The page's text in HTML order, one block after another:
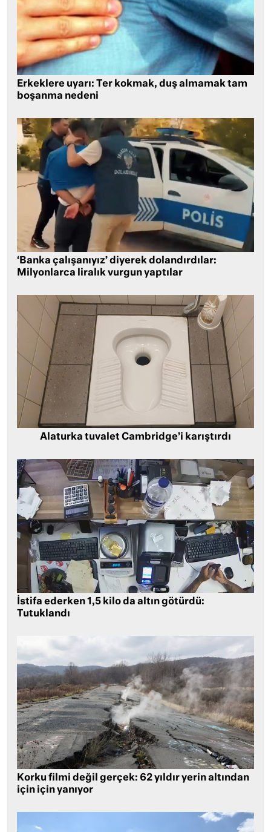
Erkeklere uyarı: Ter kokmak, duş almamak tam
boşanma nedeni
‘Banka çalışanıyız’ diyerek dolandırdılar:
Milyonlarca liralık vurgun yaptılar
Alaturka tuvalet Cambridge’i karıştırdı
İstifa ederken 1,5 kilo da altın götürdü:
Tutuklandı
Korku filmi değil gerçek: 62 yıldır yerin altından
için için yanıyor